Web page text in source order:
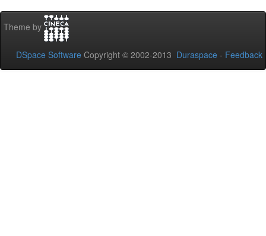
Theme by
DSpace Software Copyright © 2002-2013 Duraspace - Feedback